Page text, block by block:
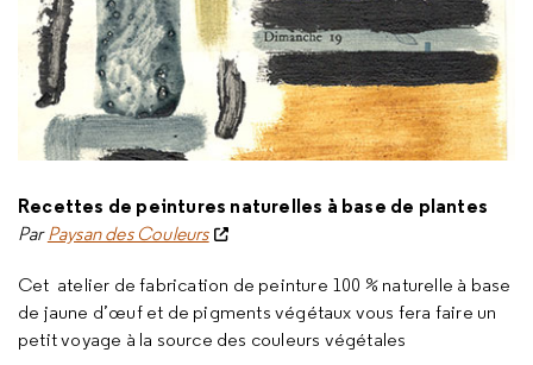
Recettes de peintures naturelles à base de plantes
ParPaysan des Couleurs
Cet atelier de fabrication de peinture 100 % naturelle à base
de jaune d’œuf et de pigments végétaux vous fera faire un
petit voyage à la source des couleurs végétales